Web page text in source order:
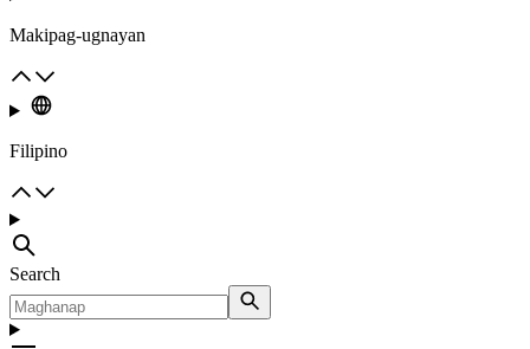
Makipag-ugnayan
Filipino
Search